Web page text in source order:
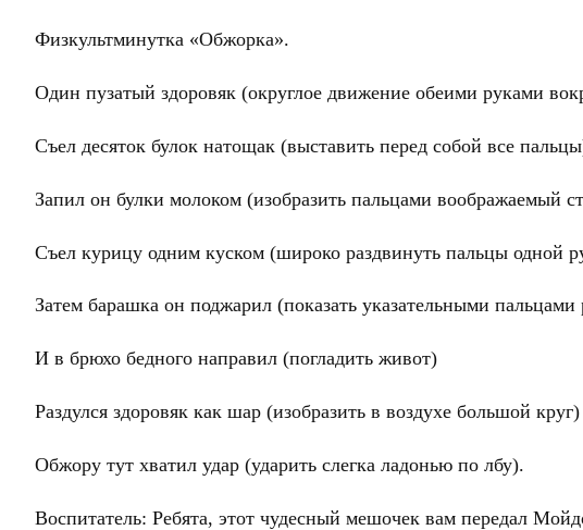
Физкультминутка «Обжорка».
Один пузатый здоровяк (округлое движение обеими руками
Съел десяток булок натощак (выставить перед собой все
Запил он булки молоком (изобразить пальцами воображаемый
Съел курицу одним куском (широко раздвинуть пальцы одной
Затем барашка он поджарил (показать указательными
И в брюхо бедного направил (погладить живот)
Раздулся здоровяк как шар (изобразить в воздухе большой круг)
Обжору тут хватил удар (ударить слегка ладонью по лбу).
Воспитатель: Ребята, этот чудесный мешочек вам передал